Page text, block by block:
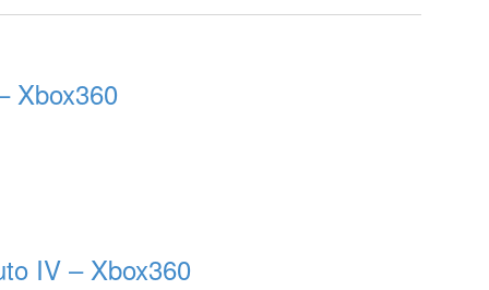
Xbox360
IV – Xbox360